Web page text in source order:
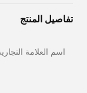
تفاصيل المنتج